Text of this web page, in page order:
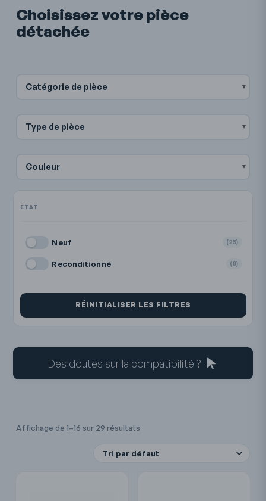
Choisissez votre pièce
détachée
Catégorie de pièce
Type de pièce
Couleur
Neuf (25)
Reconditionné (8)
RÉINITIALISER LES FILTRES
Des doutes sur la compatibilité ?
Affichage de 1–16 sur 29 résultats